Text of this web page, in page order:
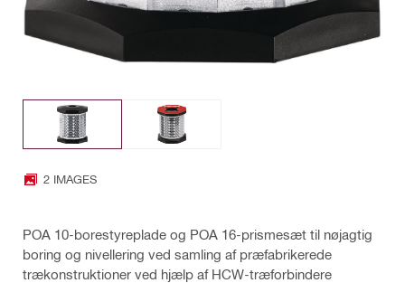
2 IMAGES
POA 10-borestyreplade og POA 16-prismesæt til nøjagtig
boring og nivellering ved samling af præfabrikerede
trækonstruktioner ved hjælp af HCW-træforbindere